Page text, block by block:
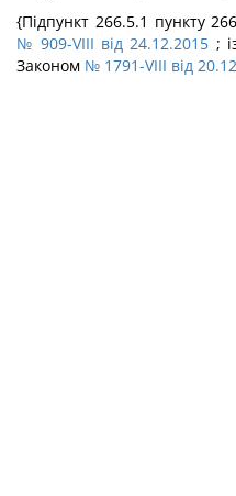
{Підпункт 266.5.1 пункту
№ 909-VIII від 24.12.2015 ;
Законом № 1791-VIII від